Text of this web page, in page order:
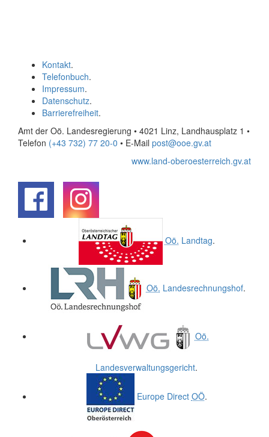
Kontakt.
Telefonbuch.
Impressum.
Datenschutz.
Barrierefreiheit.
Amt der Oö. Landesregierung • 4021 Linz, Landhausplatz 1 •
Telefon (+43 732) 77 20-0 • E-Mail post@ooe.gv.at
www.land-oberoesterreich.gv.at
Oö. Landtag.
Oö. Landesrechnungshof.
Oö.
Landesverwaltungsgericht.
Europe Direct OÖ.